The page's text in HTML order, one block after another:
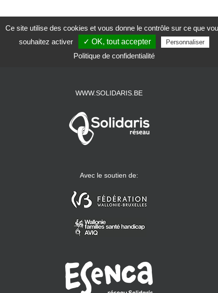
WWW.SOLIDARIS.BE
Avec le soutien de:
Ce site utilise des cookies et vous donne le contrôle sur ce que
souhaitez activer
✓ OK, tout accepter Personnaliser
Politique de confidentialité